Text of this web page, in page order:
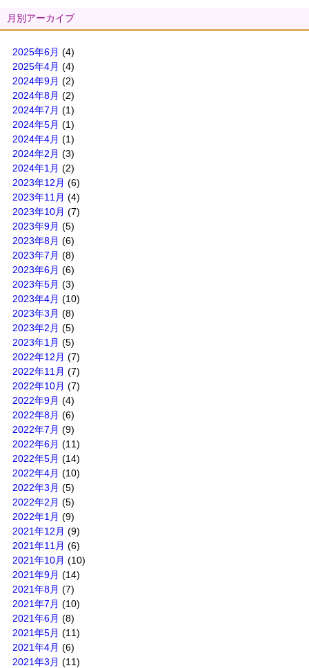
月別アーカイブ
2025年6月 (4)
2025年4月 (4)
2024年9月 (2)
2024年8月 (2)
2024年7月 (1)
2024年5月 (1)
2024年4月 (1)
2024年2月 (3)
2024年1月 (2)
2023年12月 (6)
2023年11月 (4)
2023年10月 (7)
2023年9月 (5)
2023年8月 (6)
2023年7月 (8)
2023年6月 (6)
2023年5月 (3)
2023年4月 (10)
2023年3月 (8)
2023年2月 (5)
2023年1月 (5)
2022年12月 (7)
2022年11月 (7)
2022年10月 (7)
2022年9月 (4)
2022年8月 (6)
2022年7月 (9)
2022年6月 (11)
2022年5月 (14)
2022年4月 (10)
2022年3月 (5)
2022年2月 (5)
2022年1月 (9)
2021年12月 (9)
2021年11月 (6)
2021年10月 (10)
2021年9月 (14)
2021年8月 (7)
2021年7月 (10)
2021年6月 (8)
2021年5月 (11)
2021年4月 (6)
2021年3月 (11)